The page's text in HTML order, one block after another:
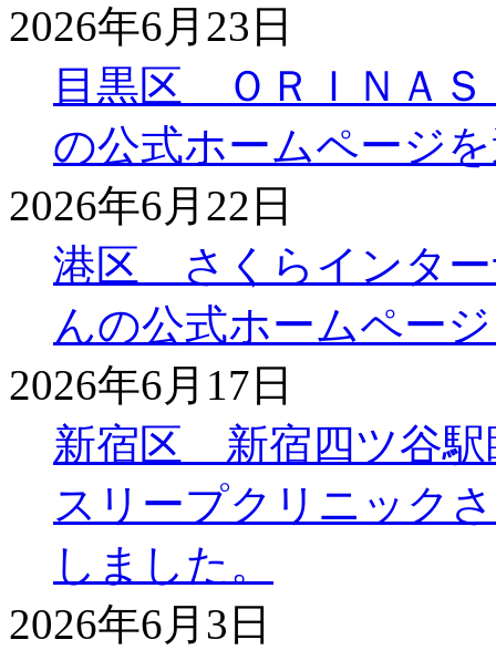
2026年6月23日
目黒区 ＯＲＩＮＡ
の公式ホームページ
2026年6月22日
港区 さくらインター
んの公式ホームペー
2026年6月17日
新宿区 新宿四ツ谷駅
スリープクリニック
しました。
2026年6月3日